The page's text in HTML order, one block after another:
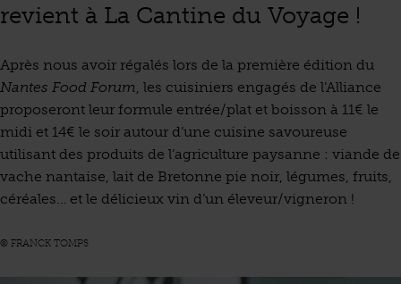
revient à La Cantine du Voyage !
Après nous avoir régalés lors de la première édition du
Nantes Food Forum, les cuisiniers engagés de l’Alliance
proposeront leur formule entrée/plat et boisson à 11€ le
midi et 14€ le soir autour d’une cuisine savoureuse
utilisant des produits de l’agriculture paysanne : viande de
vache nantaise, lait de Bretonne pie noir, légumes, fruits,
céréales… et le délicieux vin d’un éleveur/vigneron !
© FRANCK TOMPS